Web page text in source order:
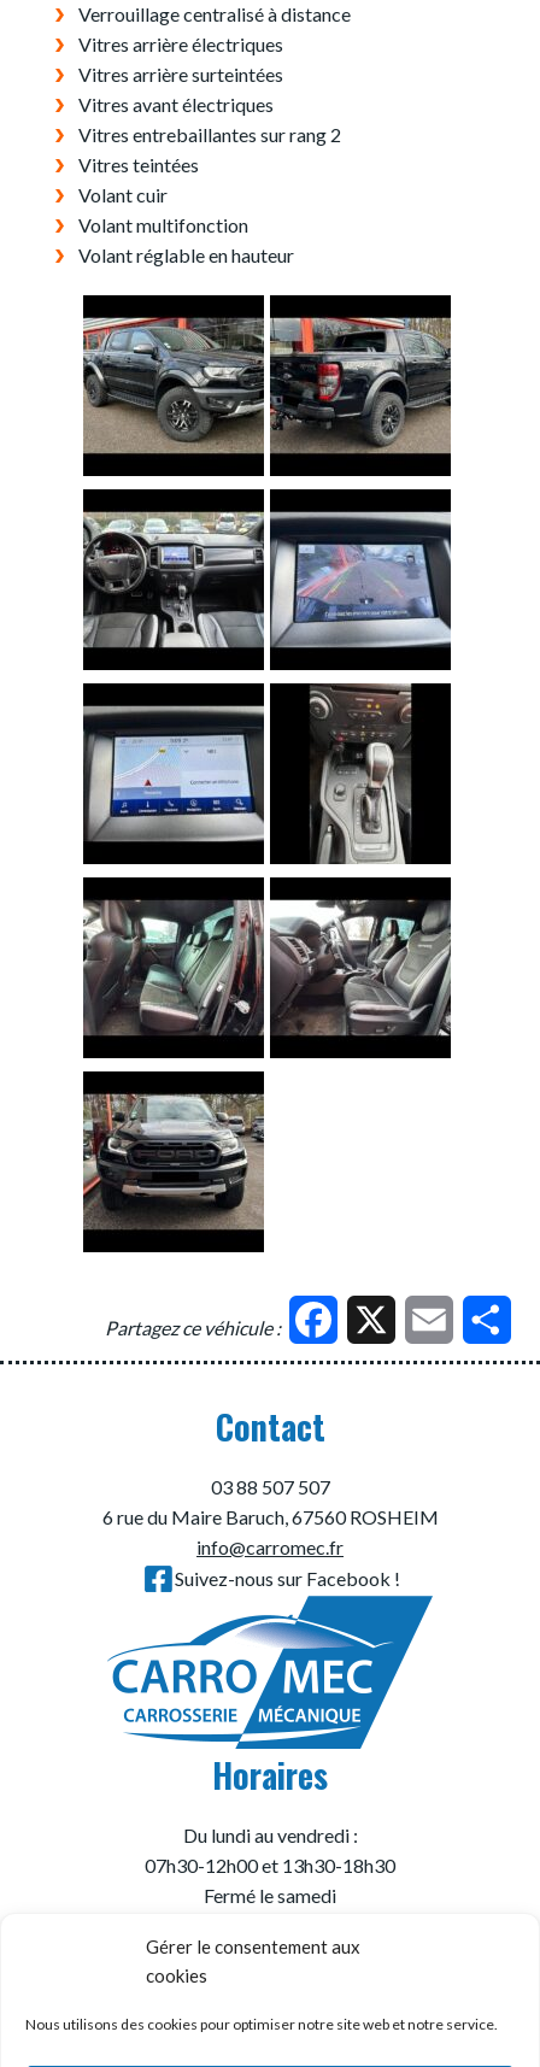
Gérer le consentement aux
cookies
Nous utilisons des cookies pour optimiser notre site web et notre service.
Partagez ce véhicule : Facebook Email
Verrouillage centralisé à distance
Vitres arrière électriques
Vitres arrière surteintées
Vitres avant électriques
Vitres entrebaillantes sur rang 2
Vitres teintées
Volant cuir
Volant multifonction
Volant réglable en hauteur
Contact
03 88 507 507
6 rue du Maire Baruch, 67560 ROSHEIM
info@carromec.fr
Suivez-nous sur Facebook !
Horaires
Du lundi au vendredi :
07h30-12h00 et 13h30-18h30
Fermé le samedi
© Garage Carromec
Mentions Légales